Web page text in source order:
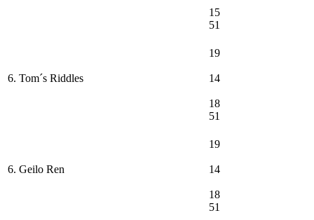
15
51
6. Tom´s Riddles
19
14
18
51
6. Geilo Ren
19
14
18
51